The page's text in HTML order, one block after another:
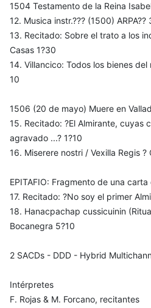
1504 Testamento de la Reina
12. Musica instr.??? (1500) ARPA??
13. Recitado: Sobre el trato a los
Casas 1?30
14. Villancico: Todos los bienes
10
1506 (20 de mayo) Muere en
15. Recitado: ?El Almirante, cuyas
agravado ...? 1?10
16. Miserere nostri / Vexilla Regis ?
EPITAFIO: Fragmento de una
17. Recitado: ?No soy el primer
18. Hanacpachap cussicuinin
Bocanegra 5?10
2 SACDs - DDD - Hybrid
Intérpretes
F. Rojas & M. Forcano, recitantes